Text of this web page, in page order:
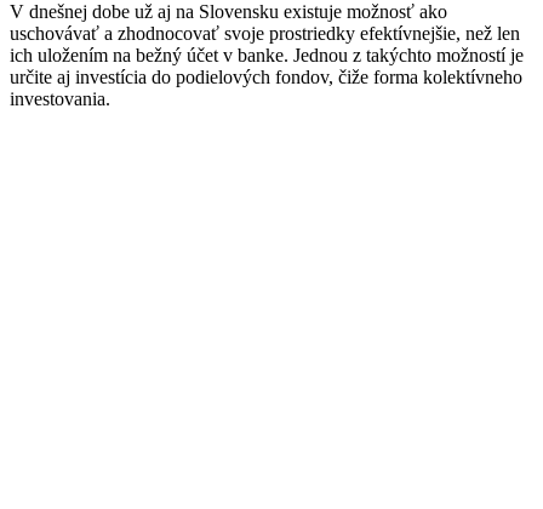
V dnešnej dobe už aj na Slovensku existuje možnosť ako
uschovávať a zhodnocovať svoje prostriedky efektívnejšie, než len
ich uložením na bežný účet v banke. Jednou z takýchto možností je
určite aj investícia do podielových fondov, čiže forma kolektívneho
investovania.